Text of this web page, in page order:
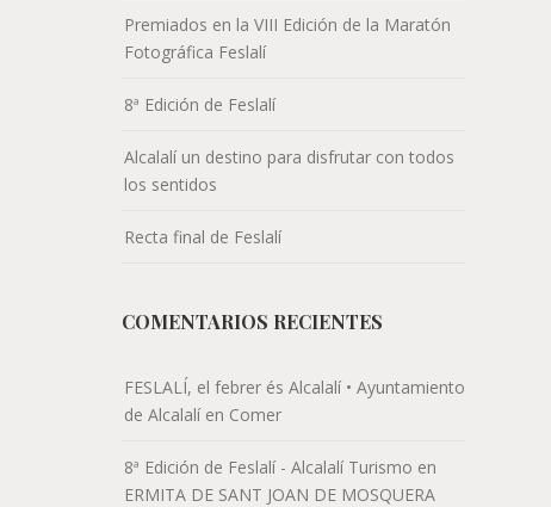
Premiados en la VIII Edición de la Maratón
Fotográfica Feslalí
8ª Edición de Feslalí
Alcalalí un destino para disfrutar con todos
los sentidos
Recta final de Feslalí
COMENTARIOS RECIENTES
FESLALÍ, el febrer és Alcalalí • Ayuntamiento
de Alcalalí en Comer
8ª Edición de Feslalí - Alcalalí Turismo en
ERMITA DE SANT JOAN DE MOSQUERA